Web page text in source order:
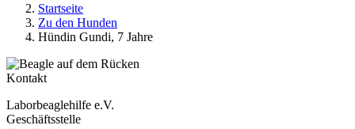
Startseite
Zu den Hunden
Hündin Gundi, 7 Jahre
Kontakt
Laborbeaglehilfe e.V.
Geschäftsstelle